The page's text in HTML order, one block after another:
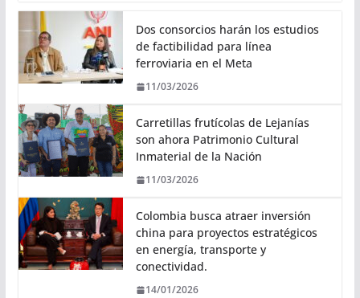
Dos consorcios harán los estudios
de factibilidad para línea
ferroviaria en el Meta
11/03/2026
Carretillas frutícolas de Lejanías
son ahora Patrimonio Cultural
Inmaterial de la Nación
11/03/2026
Colombia busca atraer inversión
china para proyectos estratégicos
en energía, transporte y
conectividad.
14/01/2026